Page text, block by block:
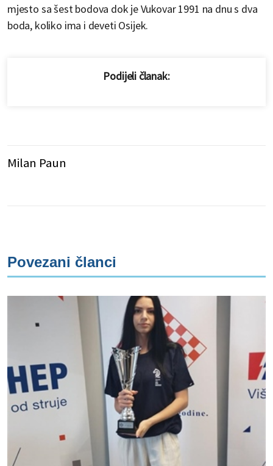
mjesto sa šest bodova dok je Vukovar 1991 na dnu s dva
boda, koliko ima i deveti Osijek.
Podijeli članak:
Milan Paun
Povezani članci